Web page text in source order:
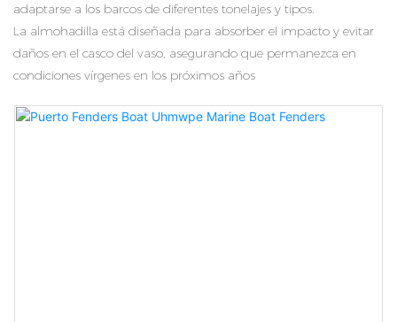
adaptarse a los barcos de diferentes tonelajes y tipos.
La almohadilla está diseñada para absorber el impacto y evitar
daños en el casco del vaso, asegurando que permanezca en
condiciones vírgenes en los próximos años